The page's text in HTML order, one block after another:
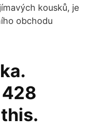
kousků, je
obchodu
428